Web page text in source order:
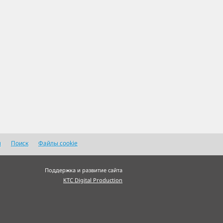
Поиск Файлы cookie
Поддержка и развитие сайта
KTC Digital Production